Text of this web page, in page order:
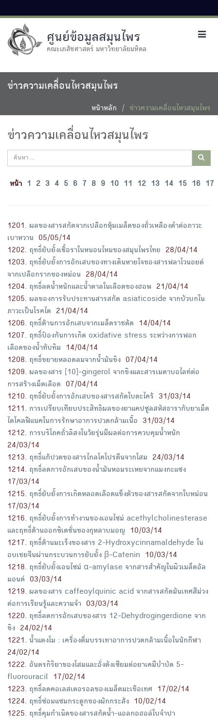
ศูนย์ข้อมูลสมุนไพร
คณะเภสัชศาสตร์ มหาวิทยาลัยมหิดล
ข่าวความเคลื่อนไหวสมุนไพร
หน้าหลัก ข่าวความเคลื่อนไหวสมุนไพร
ข่าวความเคลื่อนไหวสมุนไพร
หน้า 1 2 3 4 5 6 7 8 9 10 11 12 13 14 15 16 17
1201. ผลของสารสกัดจากเปลือกหุ้มเมล็ดของถั่วเหลืองดำต่อภาวะ
เบาหวาน
05/05/14
1202. ฤทธิ์ยับยั้งเชื้อราในหนอนไหมของสมุนไพรไทย
28/04/14
1203. ฤทธิ์ยับยั้งการอักเสบของทางเดินหายใจของสารฟลาโวนอยด์
จากเปลือกรากของหม่อน
28/04/14
1204. ฤทธิ์ลดน้ำหนักและน้ำตาลในเลือดของฮอพ
21/04/14
1205. ผลของการรับประทานสารสกัด asiaticoside จากบัวบกใน
ภาวะเป็นโรคไต
21/04/14
1206. ฤทธิ์ต้านการอักเสบจากเมล็ดราชดัด
14/04/14
1207. ฤทธิ์ป้องกันการเกิด oxidative stress ระหว่างการฟอก
เลือดของน้ำทับทิม
14/04/14
1208. ฤทธิ์ขยายหลอดลมจากน้ำมันขิง
07/04/14
1209. ผลของสาร [10]-gingerol จากขิงและสารเมตาบอไลท์ต่อ
การสร้างเม็ดเลือด
07/04/14
1210. ฤทธิ์ยับยั้งการอักเสบของสารสกัดใบตะไคร้
31/03/14
1211. การเปรียบเทียบประสิทธิผลของยาแคปซูลสหัสธารากับยาเม็ด
ไดโคลฟีแนคในการรักษาอาการปวดกล้ามเนื้อ
31/03/14
1212. การบริโภคถั่วลิสงในวัยรุ่นมีผลต่อการควบคุมน้ำหนัก
24/03/14
1213. ฤทธิ์แก้ปวดของสารไกลโคโปรตีนจากโสม
24/03/14
1214. ฤทธิ์ลดการอักเสบของน้ำมันหอมระเหยจากแมงกะแซง
17/03/14
1215. ฤทธิ์ยับยั้งการเกิดหลอดเลือดแข็งตัวของสารสกัดจากใบหม่อน
17/03/14
1216. ฤทธิ์ยับยั้งการทำงานของเอนไซม์ acethylcholinesterase
และฤทธิ์ต้านออกซิเดชั่นของกุหลาบมอญ
10/03/14
1217. ฤทธิ์ต้านมะเร็งของสาร 2-Hydroxycinnamaldehyde ใน
อบเชยจีนผ่านกระบวนการยับยั้ง β-Catenin
10/03/14
1218. ฤทธิ์ยับยั้งเอนไซม์ α-amylase จากสารสำคัญในผิวเมล็ดอัล
มอนด์
03/03/14
1219. ผลของสาร caffeoylquinic acid จากสารสกัดมันเทศสีม่วง
ต่อการเรียนรู้และความจำ
03/03/14
1220. ฤทธิ์ลดการอักเสบของสาร 12-Dehydrogingerdione จาก
ขิง
24/02/14
1221. น้ำแตงโม : เครื่องดื่มบรรเทาอาการปวดกล้ามเนื้อในนักกีฬา
24/02/14
1222. อันตรกิริยาของโสมและอั่งตังเซียมต่อยาเคมีบำบัด 5-
fluorouracil
17/02/14
1223. ฤทธิ์ลดคอเลสเตอรอลของเมล็ดมะเขือเทศ
17/02/14
1224. ฤทธิ์ซ่อมแซมกระดูกของผักกระสัง
10/02/14
1225. ฤทธิ์คุมกำเนิดของสารสกัดน้ำ-แอลกอฮอล์ใบจำปา